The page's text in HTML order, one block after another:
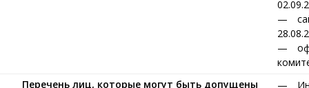
Перечень лиц, которые могут быть допущены